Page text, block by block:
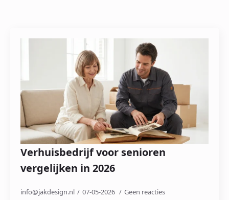
Verhuisbedrijf voor senioren
vergelijken in 2026
info@jakdesign.nl 07-05-2026 Geen reacties